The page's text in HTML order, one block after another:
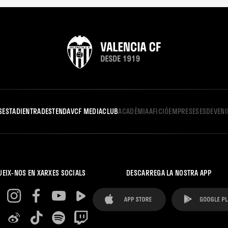
ESTADIENTRADESTENDAVCF MEDIACLUBACADÈMIAAFICIÓEMPRESES
NOS EN XARXES SOCIALS DESCARREGA LA NOSTRA APP